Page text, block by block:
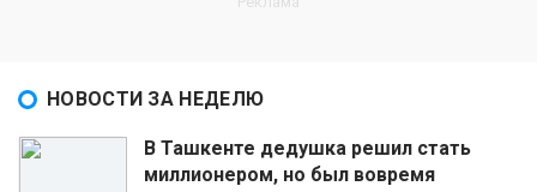
НОВОСТИ ЗА НЕДЕЛЮ
В Ташкенте дедушка решил стать
миллионером, но был вовремя